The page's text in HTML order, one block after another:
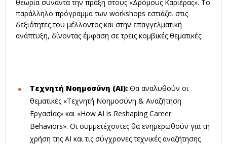
θεωρία συναντά την πράξη στους «Δρόμους Καριέρας». Το
παράλληλο πρόγραμμα των workshops εστιάζει στις
δεξιότητες του μέλλοντος και στην επαγγελματική
ανάπτυξη, δίνοντας έμφαση σε τρεις κομβικές θεματικές:
Τεχνητή Νοημοσύνη (AI): Θα αναλυθούν οι
θεματικές «Τεχνητή Νοημοσύνη & Αναζήτηση
Εργασίας» και «How AI is Reshaping Career
Behaviors». Οι συμμετέχοντες θα ενημερωθούν για τη
χρήση της AI και τις σύγχρονες τεχνικές αναζήτησης